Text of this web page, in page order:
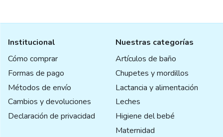
Institucional
Cómo comprar
Formas de pago
Métodos de envío
Cambios y devoluciones
Declaración de privacidad
Nuestras categorías
Artículos de baño
Chupetes y mordillos
Lactancia y alimentación
Leches
Higiene del bebé
Maternidad